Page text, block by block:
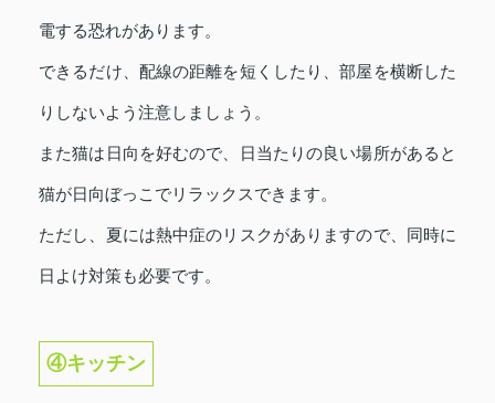
電する恐れがあります。
できるだけ、配線の距離を短くしたり、部屋を横断した
りしないよう注意しましょう。
また猫は日向を好むので、日当たりの良い場所があると
猫が日向ぼっこでリラックスできます。
ただし、夏には熱中症のリスクがありますので、同時に
日よけ対策も必要です。
④キッチン